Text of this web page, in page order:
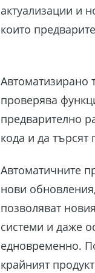
актуализации и
които
Автоматизирано
проверява
предварително
кода и да
Автоматичните
нови
позволяват
системи и даже
едновременно.
крайният